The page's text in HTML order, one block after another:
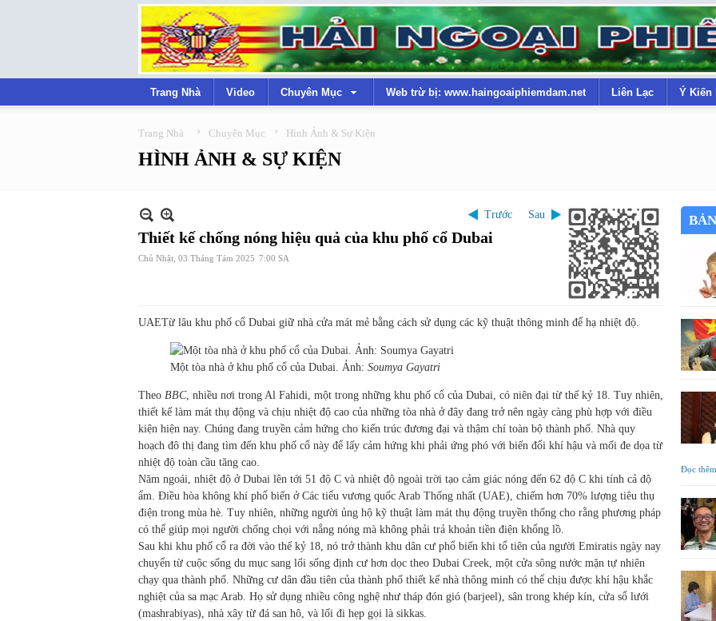
Trang Nhà Video Chuyên Mục Web trừ bị: www.haingoaiphiemdam.net Liên Lạc Ý Kiến
Trang Nhà › Chuyên Mục › Hình Ảnh & Sự Kiện
HÌNH ẢNH & SỰ KIỆN
Trước Sau
Thiết kế chống nóng hiệu quả của khu phố cổ Dubai
Chủ Nhật, 03 Tháng Tám 2025 7:00 SA
UAETừ lâu khu phố cổ Dubai giữ nhà cửa mát mẻ bằng cách sử dụng các kỹ thuật thông minh để hạ nhiệt độ.
Một tòa nhà ở khu phố cổ của Dubai. Ảnh: Soumya Gayatri
Theo BBC, nhiều nơi trong Al Fahidi, một trong những khu phố cổ của Dubai, có niên đại từ thế kỷ 18. Tuy nhiên,
thiết kế làm mát thụ động và chịu nhiệt độ cao của những tòa nhà ở đây đang trở nên ngày càng phù hợp với điều
kiện hiện nay. Chúng đang truyền cảm hứng cho kiến trúc đương đại và thậm chí toàn bộ thành phố. Nhà quy
hoạch đô thị đang tìm đến khu phố cổ này để lấy cảm hứng khi phải ứng phó với biến đổi khí hậu và mối đe dọa từ
nhiệt độ toàn cầu tăng cao.
Năm ngoái, nhiệt độ ở Dubai lên tới 51 độ C và nhiệt độ ngoài trời tạo cảm giác nóng đến 62 độ C khi tính cả độ
ẩm. Điều hòa không khí phổ biến ở Các tiểu vương quốc Arab Thống nhất (UAE), chiếm hơn 70% lượng tiêu thụ
điện trong mùa hè. Tuy nhiên, những người ủng hộ kỹ thuật làm mát thụ động truyền thống cho rằng phương pháp
có thể giúp mọi người chống chọi với nắng nóng mà không phải trả khoản tiền điện khổng lồ.
Sau khi khu phố cổ ra đời vào thế kỷ 18, nó trở thành khu dân cư phổ biến khi tổ tiên của người Emiratis ngày nay
chuyển từ cuộc sống du mục sang lối sống định cư hơn dọc theo Dubai Creek, một cửa sông nước mặn tự nhiên
chạy qua thành phố. Những cư dân đầu tiên của thành phố thiết kế nhà thông minh có thể chịu được khí hậu khắc
nghiệt của sa mạc Arab. Họ sử dụng nhiều công nghệ như tháp đón gió (barjeel), sân trong khép kín, cửa sổ lưới
(mashrabiyas), nhà xây từ đá san hô, và lối đi hẹp gọi là sikkas.
Đọc thêm